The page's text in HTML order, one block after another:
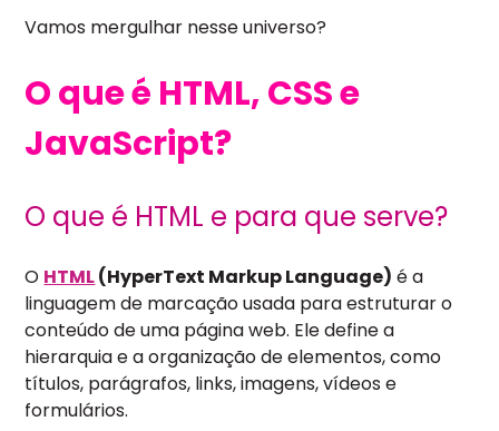
Vamos mergulhar nesse universo?
O que é HTML, CSS e
JavaScript?
O que é HTML e para que serve?
O HTML(HyperText Markup Language) é a
linguagem de marcação usada para estruturar o
conteúdo de uma página web. Ele define a
hierarquia e a organização de elementos, como
títulos, parágrafos, links, imagens, vídeos e
formulários.